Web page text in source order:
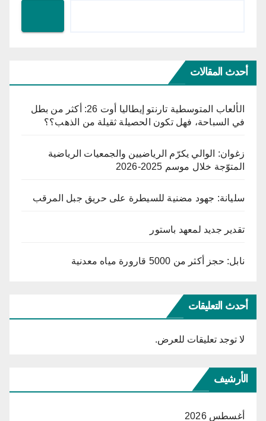
أحدث المقالات
الألعاب المتوسطية تارنتو إيطاليا أوت 26: أكثر من بطل
في السباحة، فهل تكون الحصيلة ثقيلة من الذهب؟؟
زغوان: الوالي يكرّم الرياضيين والجمعيات الرياضية
المتوّجة خلال موسم 2025-2026
سليانة: جهود مضنية للسيطرة على حريق جبل المرقب
تقدير جديد لمعهد باستور
نابل: حجز أكثر من 5000 قارورة مياه معدنية
أحدث التعليقات
لا توجد تعليقات للعرض.
الأرشيف
أغسطس 2026